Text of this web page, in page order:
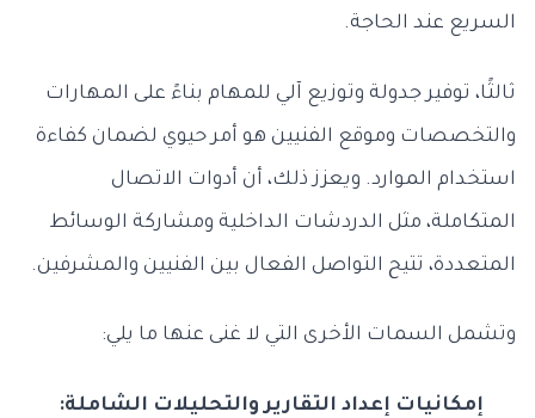
السريع عند الحاجة.
ثالثًا، توفير جدولة وتوزيع آلي للمهام بناءً على المهارات
والتخصصات وموقع الفنيين هو أمر حيوي لضمان كفاءة
استخدام الموارد. ويعزز ذلك، أن أدوات الاتصال
المتكاملة، مثل الدردشات الداخلية ومشاركة الوسائط
المتعددة، تتيح التواصل الفعال بين الفنيين والمشرفين.
وتشمل السمات الأخرى التي لا غنى عنها ما يلي:
إمكانيات إعداد التقارير والتحليلات الشاملة: